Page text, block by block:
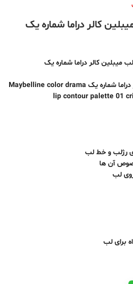
کالر دراما شماره یک
میبلین کالر دراما شماره یک
شماره یک Maybelline color drama
lip contour palette 01
رژلب و خط لب
آن ها
لب
برای لب